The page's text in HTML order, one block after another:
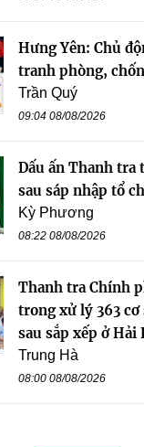
Hưng Yên: Chủ
tranh phòng,
Trần Quý
09:04 08/08/2026
Dấu ấn Thanh tra
sau sáp nhập tổ
Kỳ Phương
08:22 08/08/2026
Thanh tra Chính
trong xử lý 363 cơ
sau sắp xếp ở Hải
Trung Hà
08:00 08/08/2026